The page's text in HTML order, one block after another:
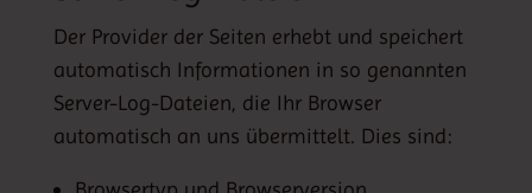
Der Provider der Seiten erhebt und speichert
automatisch Informationen in so genannten
Server-Log-Dateien, die Ihr Browser
automatisch an uns übermittelt. Dies sind: